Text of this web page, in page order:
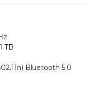
TB
Bluetooth 5.0